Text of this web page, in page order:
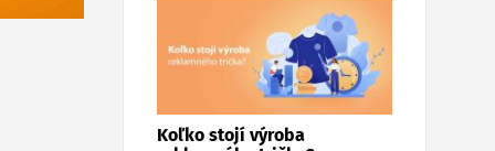
Koľko stojí výroba